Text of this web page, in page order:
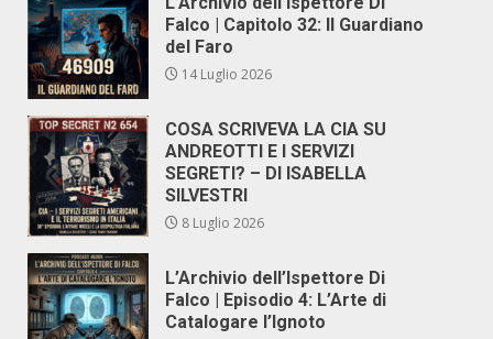
Falco | Capitolo 32: Il Guardiano
del Faro
14 Luglio 2026
COSA SCRIVEVA LA CIA SU
ANDREOTTI E I SERVIZI
SEGRETI? – DI ISABELLA
SILVESTRI
8 Luglio 2026
L’Archivio dell’Ispettore Di
Falco | Episodio 4: L’Arte di
Catalogare l’Ignoto